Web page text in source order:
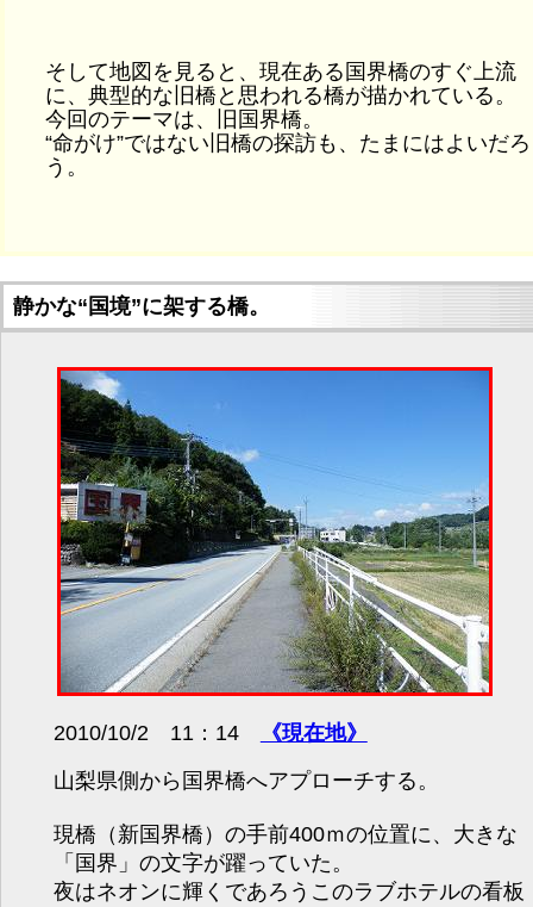
そして地図を見ると、現在ある国界橋のすぐ上流
に、典型的な旧橋と思われる橋が描かれている。
今回のテーマは、旧国界橋。
“命がけ”ではない旧橋の探訪も、たまにはよいだろ
う。
静かな“国境”に架する橋。
2010/10/2 11：14
《現在地》
山梨県側から国界橋へアプローチする。
現橋（新国界橋）の手前400ｍの位置に、大きな
「国界」の文字が躍っていた。
夜はネオンに輝くであろうこのラブホテルの看板